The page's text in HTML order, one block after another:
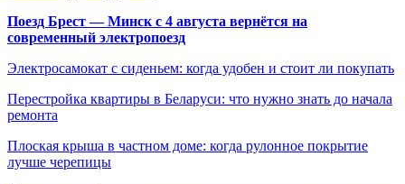
Поезд Брест — Минск с 4 августа вернётся на
современный электропоезд
Электросамокат с сиденьем: когда удобен и стоит ли покупать
Перестройка квартиры в Беларуси: что нужно знать до начала
ремонта
Плоская крыша в частном доме: когда рулонное покрытие
лучше черепицы